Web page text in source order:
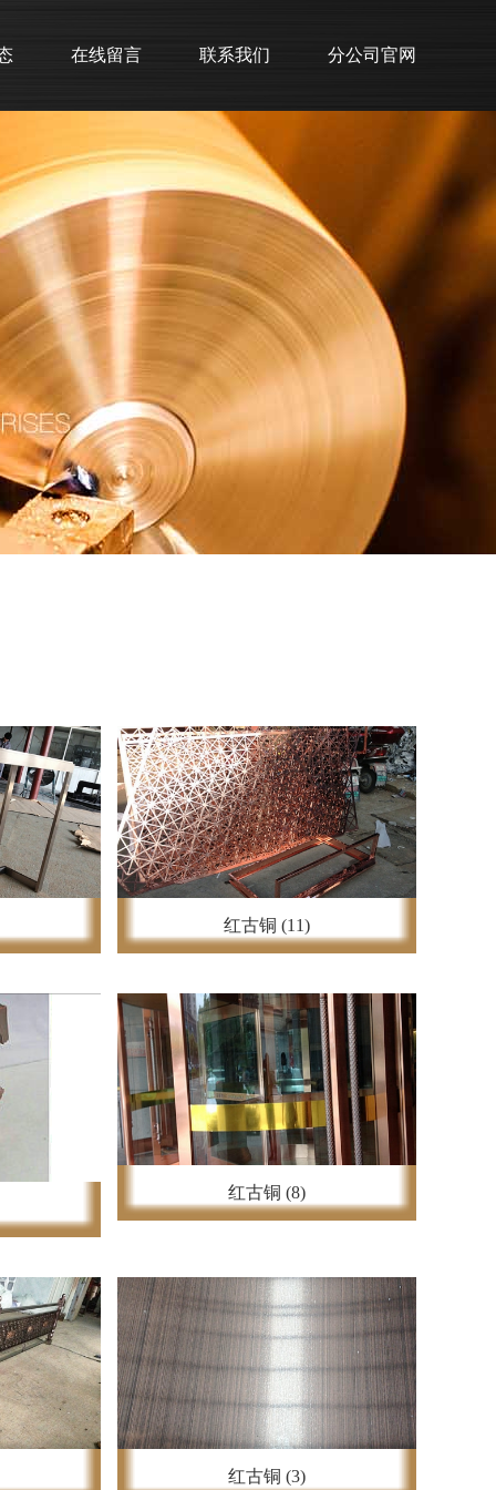
在线留言 联系我们 分公司官网
红古铜 (11)
红古铜 (8)
红古铜 (3)